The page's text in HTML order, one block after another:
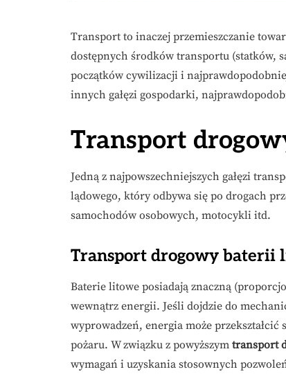
Transport to inaczej przemieszczanie
dostępnych środków transportu (statków,
początków cywilizacji i
innych gałęzi gospodarki,
Transport
Jedną z najpowszechniejszych gałęzi
lądowego, który odbywa się po drogach
samochodów osobowych, motocykli itd.
Transport drogowy baterii
Baterie litowe posiadają znaczną
wewnątrz energii. Jeśli dojdzie do
wyprowadzeń, energia może
pożaru. W związku z powyższym transport
wymagań i uzyskania stosownych